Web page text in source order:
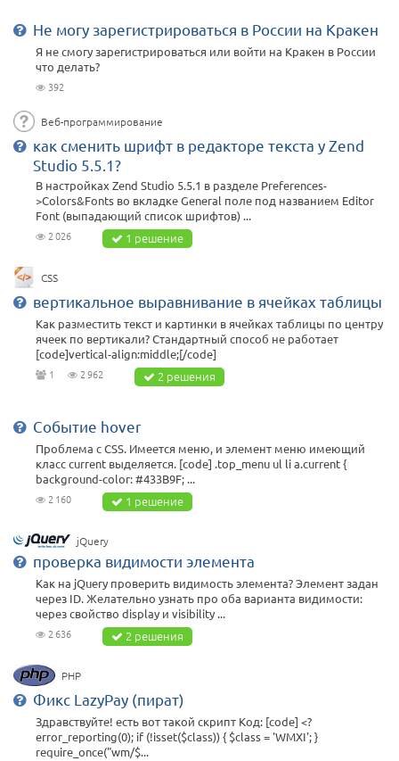
Не могу зарегистрироваться в России на Кракен
Я не смогу зарегистрироваться или войти на Кракен в России
что делать?
392
Веб-программирование
как сменить шрифт в редакторе текста у Zend
Studio 5.5.1?
В настройках Zend Studio 5.5.1 в разделе Preferences-
>Colors&Fonts во вкладке General поле под названием Editor
Font (выпадающий список шрифтов) ...
2 026 1 решение
CSS
вертикальное выравнивание в ячейках таблицы
Как разместить текст и картинки в ячейках таблицы по центру
ячеек по вертикали? Стандартный способ не работает
[code]vertical-align:middle;[/code]
1 2 962 2 решения
Событие hover
Проблема с CSS. Имеется меню, и элемент меню имеющий
класс current выделяется. [code] .top_menu ul li a.current {
background-color: #433B9F; ...
2 160 1 решение
jQuery
проверка видимости элемента
Как на jQuery проверить видимость элемента? Элемент задан
через ID. Желательно узнать про оба варианта видимости:
через свойство display и visibility ...
2 636 2 решения
PHP
Фикс LazyPay (пират)
Здравствуйте! есть вот такой скрипт Код: [code] <?
error_reporting(0); if (!isset($class)) { $class = 'WMXI'; }
require_once("wm/$...